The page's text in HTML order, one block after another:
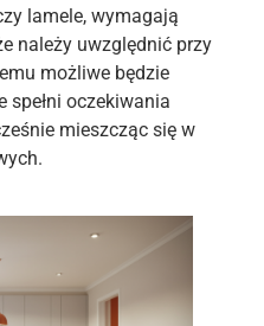
lamele, wymagają
należy uwzględnić przy
możliwe będzie
spełni oczekiwania
mieszcząc się w